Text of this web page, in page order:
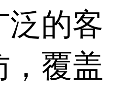
泛的客
，覆盖